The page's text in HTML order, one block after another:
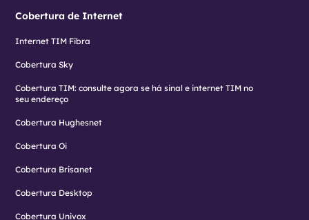
Cobertura de Internet
Internet TIM Fibra
Cobertura Sky
Cobertura TIM: consulte agora se há sinal e internet TIM no
seu endereço
Cobertura Hughesnet
Cobertura Oi
Cobertura Brisanet
Cobertura Desktop
Cobertura Univox